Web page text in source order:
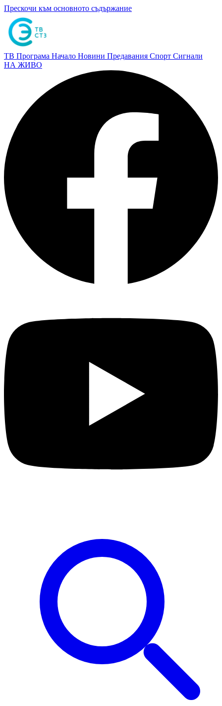
Прескочи към основното съдържание
ТВ Програма Начало Новини Предавания Спорт Сигнали
НА ЖИВО